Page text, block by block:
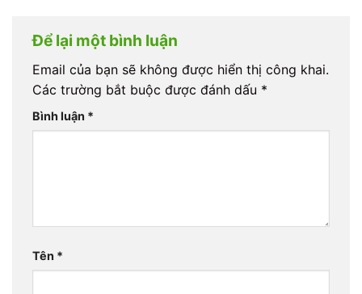
Để lại một bình luận
Email của bạn sẽ không được hiển thị công khai.
Các trường bắt buộc được đánh dấu *
Bình luận *
Tên *